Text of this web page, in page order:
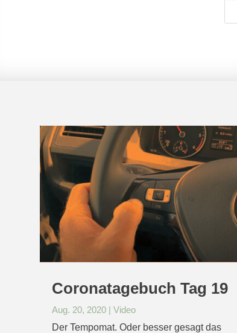
Coronatagebuch Tag 19
Aug. 20, 2020 |Video
Der Tempomat. Oder besser gesagt das